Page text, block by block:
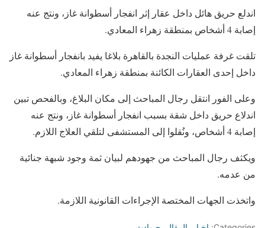
اندلع حريق هائل داخل عقار إثر انفجار أسطوانة غاز، ونتج عنه
إصابة 4 أشخاص بمنطقة زهراء المعادي.
تلقت غرفة عمليات النجدة بالقاهرة بلاغا يفيد بانفجار أسطوانة غاز
داخل إحدى العقارات الكائنة بمنطقة زهراء المعادي.
وعلى الفور انتقل رجال المباحث إلى مكان البلاغ، وبالفحص تبين
اندلاع حريق داخل شقة بسبب انفجار أسطوانة غاز، ونتج عنه
إصابة 4 أشخاص، ونُقلوا إلى المستشفى لتلقي العلاج اللازم.
ويكثف رجال المباحث من جهودهم لبيان ثمة وجود شبهة جنائية
من عدمه.
واتخذت الجهات المختصة الإجراءات القانونية اللازمة.